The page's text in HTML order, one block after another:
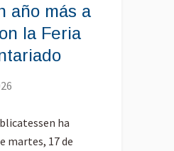
año más a
la Feria
ha
martes, 17 de